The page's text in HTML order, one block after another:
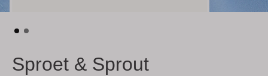
Sproet & Sprout